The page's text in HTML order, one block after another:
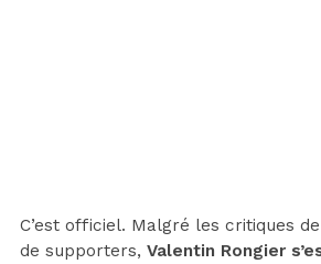
C’est officiel. Malgré les critiques
de supporters, Valentin Rongier